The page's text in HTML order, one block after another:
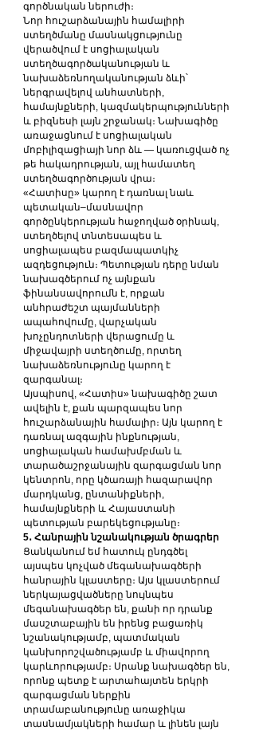
գործնական ներուժի։
Նոր հուշարձանային համալիրի
ստեղծմանը մասնակցությունը
վերածվում է սոցիալական
ստեղծագործականության և
նախաձեռնողականության ձևի՝
ներգրավելով անհատների,
համայնքների, կազմակերպությունների
և բիզնեսի լայն շրջանակ։ Նախագիծը
առաջացնում է սոցիալական
մոբիլիզացիայի նոր ձև — կառուցված ոչ
թե հակադրության, այլ համատեղ
ստեղծագործության վրա։
«Հատիսը» կարող է դառնալ նաև
պետական–մասնավոր
գործընկերության հաջողված օրինակ,
ստեղծելով տնտեսապես և
սոցիալապես բազմապատկիչ
ազդեցություն։ Պետության դերը նման
նախագծերում ոչ այնքան
ֆինանսավորումն է, որքան
անհրաժեշտ պայմանների
ապահովումը, վարչական
խոչընդոտների վերացումը և
միջավայրի ստեղծումը, որտեղ
նախաձեռնությունը կարող է
զարգանալ։
Այսպիսով, «Հատիս» նախագիծը շատ
ավելին է, քան պարզապես նոր
հուշարձանային համալիր։ Այն կարող է
դառնալ ազգային ինքնության,
սոցիալական համախմբման և
տարածաշրջանային զարգացման նոր
կենտրոն, որը կծառայի հազարավոր
մարդկանց, ընտանիքների,
համայնքների և Հայաստանի
պետության բարեկեցությանը։
5․ Հանրային նշանակության ծրագրեր
Ցանկանում եմ հատուկ ընդգծել
այսպես կոչված մեգանախագծերի
հանրային կլաստերը։ Այս կլաստերում
ներկայացվածները նույնպես
մեգանախագծեր են, քանի որ դրանք
մասշտաբային են իրենց բացառիկ
նշանակությամբ, պատմական
կանխորոշվածությամբ և միավորող
կարևորությամբ։ Սրանք նախագծեր են,
որոնք պետք է արտահայտեն երկրի
զարգացման ներքին
տրամաբանությունը առաջիկա
տասնամյակների համար և լինեն լայն